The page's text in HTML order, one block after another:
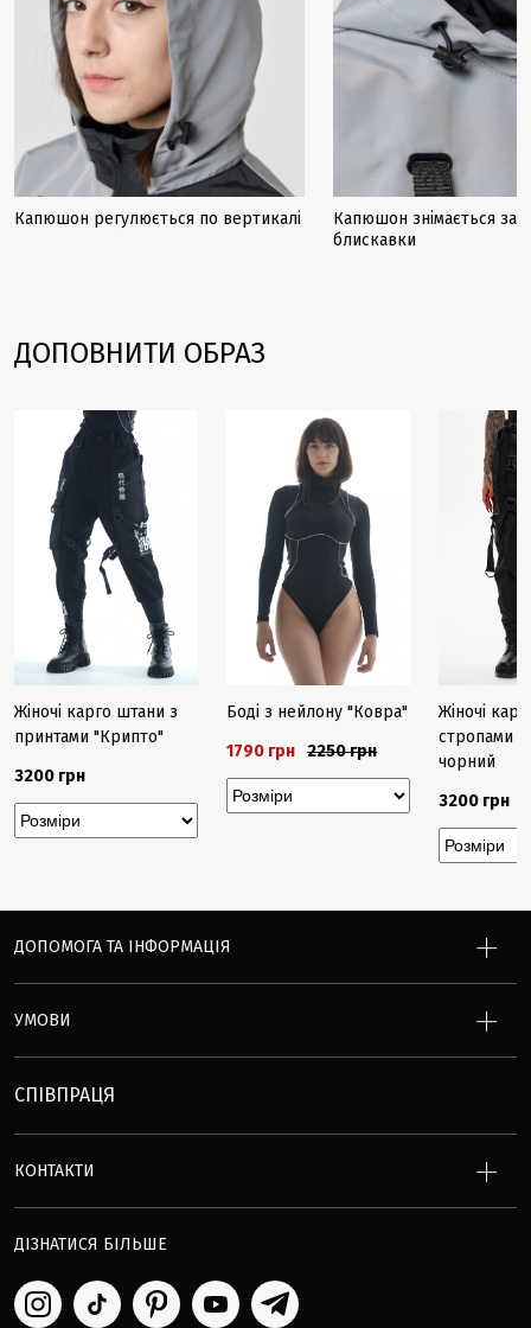
Капюшон регулюється по вертикалі
Капюшон знімається за
блискавки
ДОПОВНИТИ ОБРАЗ
Жіночі карго штани з
принтами "Крипто"
3200 грн
Боді з нейлону "Ковра"
1790 грн 2250 грн
Жіночі
стропами
чорний
3200 грн
ДОПОМОГА ТА ІНФОРМАЦІЯ
УМОВИ
СПІВПРАЦЯ
КОНТАКТИ
ДІЗНАТИСЯ БІЛЬШЕ